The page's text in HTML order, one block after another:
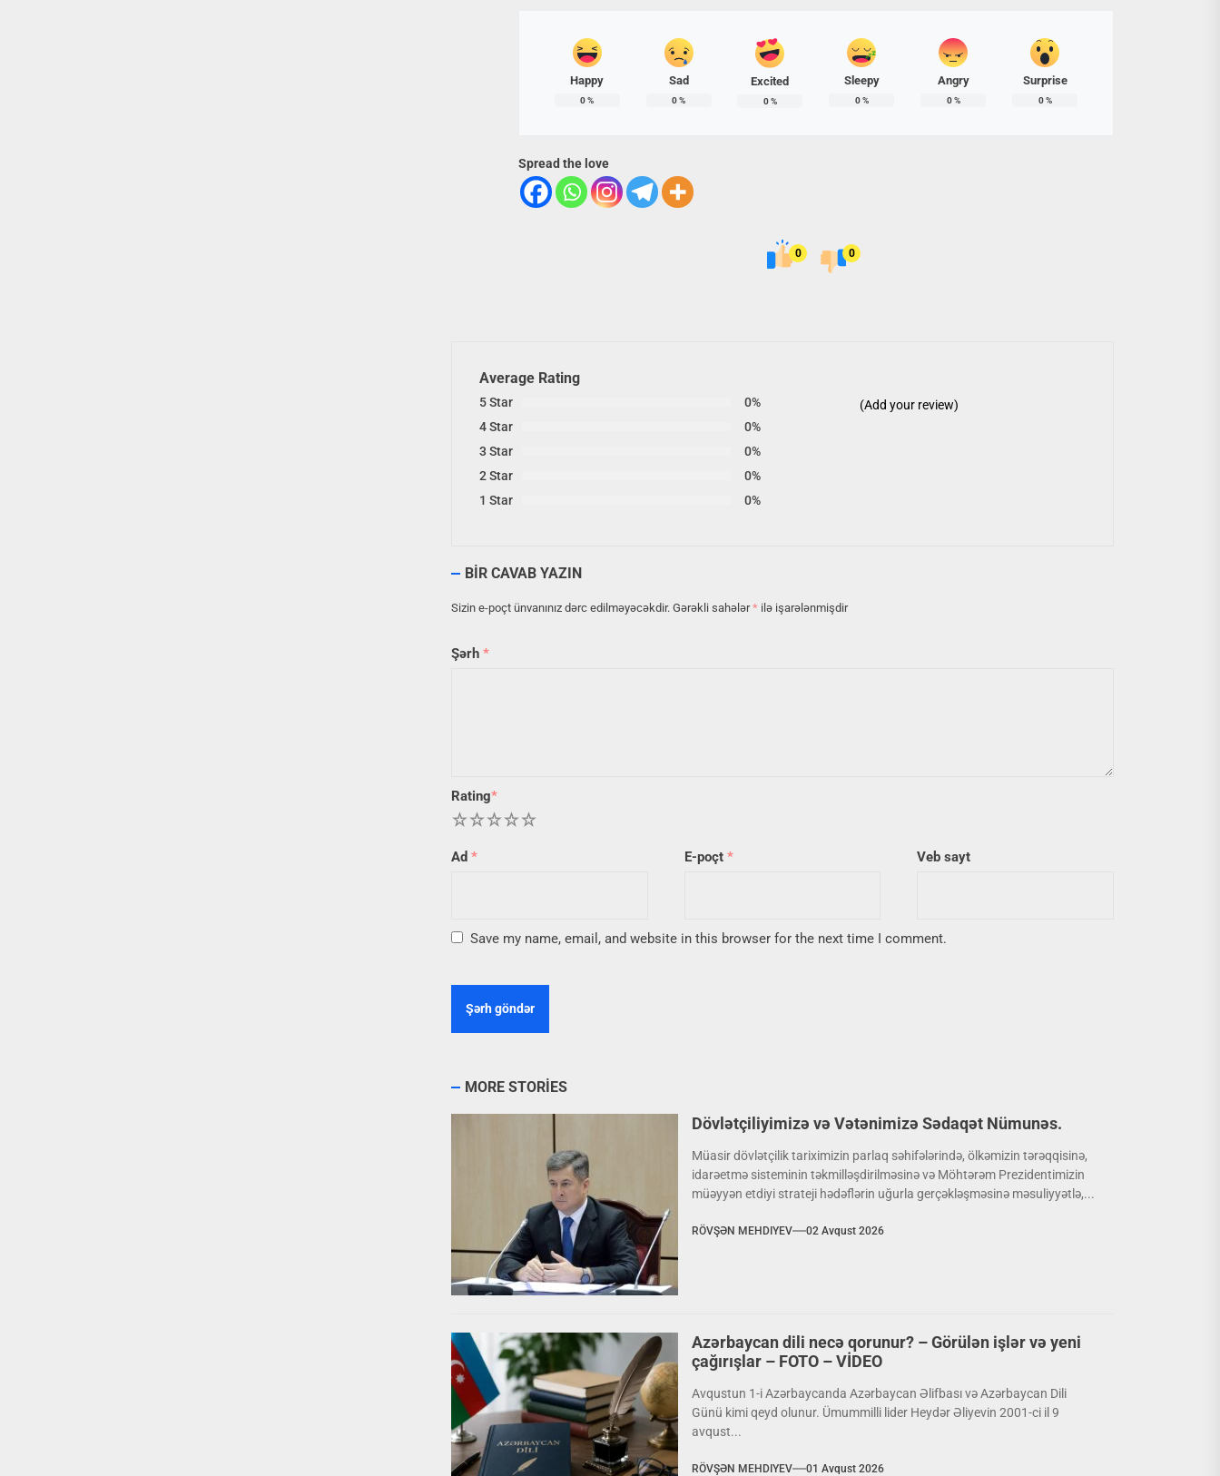
Happy
0%
Sad
0%
Excited
0%
Sleepy
0%
Angry
0%
Surprise
0%
Spread the love
0 0
Average Rating
5 Star
0%
4 Star
0%
3 Star
0%
2 Star
0%
1 Star
0%
(Add your review)
BIR CAVAB YAZIN
Sizin e-poçt ünvanınız dərc edilməyəcəkdir. Gərəkli sahələr* ilə işarələnmişdir
Şərh *
Rating*
5
4
3
2
Ad * E-poçt * Veb sayt
Save my name, email, and website in this browser for the next time I comment.
MORE STORIES
Dövlətçiliyimizə və Vətənimizə Sədaqət Nümunəs.
Müasir dövlətçilik tariximizin parlaq səhifələrində, ölkəmizin tərəqqisinə,
idarəetmə sisteminin təkmilləşdirilməsinə və Möhtərəm Prezidentimizin
müəyyən etdiyi strateji hədəflərin uğurla gerçəkləşməsinə məsuliyyətlə,...
RÖVŞƏN MEHDIYEV 02 Avqust 2026
Azərbaycan dili necə qorunur? – Görülən işlər və yeni
çağırışlar – FOTO – VİDEO
Avqustun 1-i Azərbaycanda Azərbaycan Əlifbası və Azərbaycan Dili
Günü kimi qeyd olunur. Ümummilli lider Heydər Əliyevin 2001-ci il 9
avqust...
RÖVŞƏN MEHDIYEV 01 Avqust 2026